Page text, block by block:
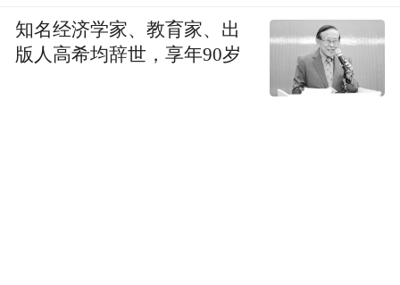
知名经济学家、教育家、出
版人高希均辞世，享年90岁